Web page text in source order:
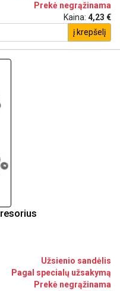
Prekė negrąžinama
Kaina: 4,23 €
į krepšelį
Užsienio sandėlis
Pagal specialų užsakymą
Prekė negrąžinama